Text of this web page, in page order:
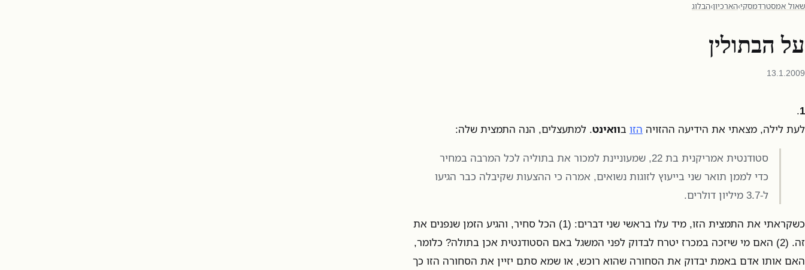
שאול אמסטרדמסקי›הארכיון›הבלוג
על הבתולין
13.1.2009
1
.
לעת לילה, מצאתי את הידיעה ההזויה הזו בוואינט. למתעצלים, הנה התמצית שלה:
סטודנטית אמריקנית בת 22, שמעוניינת למכור את בתוליה לכל המרבה במחיר
כדי לממן תואר שני בייעוץ לזוגות נשואים, אמרה כי ההצעות שקיבלה כבר הגיעו
ל-3.7 מיליון דולרים.
כשקראתי את התמצית הזו, מיד עלו בראשי שני דברים: (1) הכל סחיר, והגיע הזמן שנפנים את
זה. (2) האם מי שיזכה במכרז יטרח לבדוק לפני המשגל באם הסטודנטית אכן בתולה? כלומר,
האם אותו אדם באמת יבדוק את הסחורה שהוא רוכש, או שמא סתם יזיין את הסחורה הזו כך